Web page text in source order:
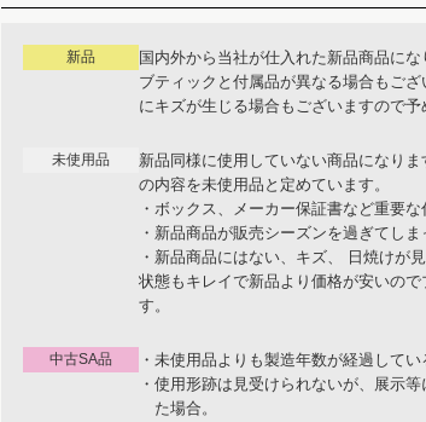
新品
国内外から当社が仕入れた新品商品に
ブティックと付属品が異なる場合もご
にキズが生じる場合もございますので予
未使用品
新品同様に使用していない商品になり
の内容を未使用品と定めています。
・ボックス、メーカー保証書など重要な
・新品商品が販売シーズンを過ぎてしま
・新品商品にはない、キズ、 日焼けが見
状態もキレイで新品より価格が安いの
す。
中古SA品
・未使用品よりも製造年数が経過してい
・使用形跡は見受けられないが、展示
た場合。